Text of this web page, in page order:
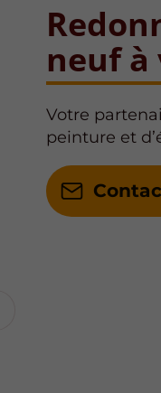
neuf à
Votre
peinture et